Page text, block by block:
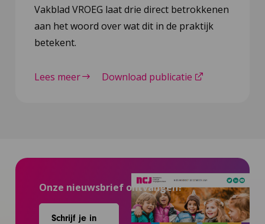
Vakblad VROEG laat drie direct betrokkenen
aan het woord over wat dit in de praktijk
betekent.
Lees meer Download publicatie
Onze nieuwsbrief ontvangen?
Schrijf je in